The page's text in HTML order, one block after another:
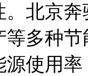
北京
多种
使用